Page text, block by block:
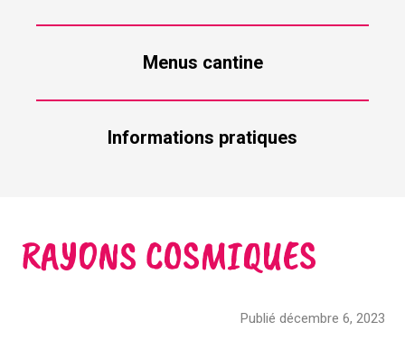
Menus cantine
Informations pratiques
RAYONS COSMIQUES
Publié décembre 6, 2023